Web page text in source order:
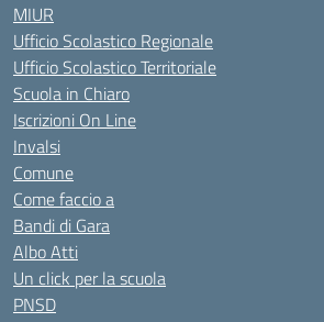
MIUR
Ufficio Scolastico Regionale
Ufficio Scolastico Territoriale
Scuola in Chiaro
Iscrizioni On Line
Invalsi
Comune
Come faccio a
Bandi di Gara
Albo Atti
Un click per la scuola
PNSD